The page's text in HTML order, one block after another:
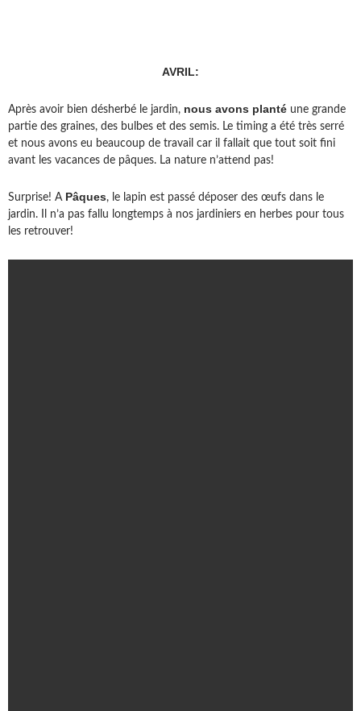
AVRIL:
Après avoir bien désherbé le jardin, nous avons planté une grande
partie des graines, des bulbes et des semis. Le timing a été très serré
et nous avons eu beaucoup de travail car il fallait que tout soit fini
avant les vacances de pâques. La nature n’attend pas!
Surprise! A Pâques, le lapin est passé déposer des œufs dans le
jardin. Il n’a pas fallu longtemps à nos jardiniers en herbes pour tous
les retrouver!